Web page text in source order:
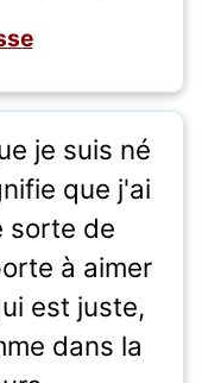
je suis né
que j'ai
sorte de
à aimer
est juste,
dans la